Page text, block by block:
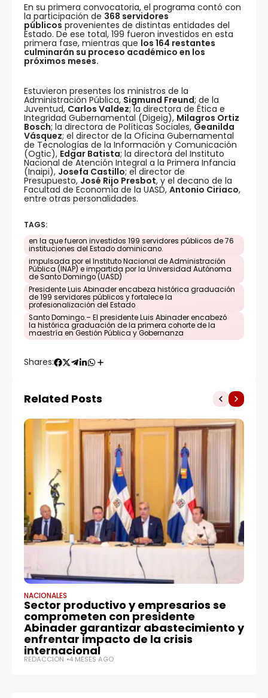
En su primera convocatoria, el programa contó con
la participación de 368 servidores
públicos provenientes de distintas entidades del
Estado. De ese total, 199 fueron investidos en esta
primera fase, mientras que los 164 restantes
culminarán su proceso académico en los
próximos meses.
Estuvieron presentes los ministros de la
Administración Pública, Sigmund Freund; de la
Juventud, Carlos Valdez; la directora de Ética e
Integridad Gubernamental (Digeig), Milagros Ortiz
Bosch; la directora de Políticas Sociales, Geanilda
Vásquez; el director de la Oficina Gubernamental
de Tecnologías de la Información y Comunicación
(Ogtic), Edgar Batista; la directora del Instituto
Nacional de Atención Integral a la Primera Infancia
(Inaipi), Josefa Castillo; el director de
Presupuesto, José Rijo Presbot, y el decano de la
Facultad de Economía de la UASD, Antonio Ciriaco,
entre otras personalidades.
TAGS:
en la que fueron investidos 199 servidores públicos de 76
instituciones del Estado dominicano.
impulsada por el Instituto Nacional de Administración
Pública (INAP) e impartida por la Universidad Autónoma
de Santo Domingo (UASD)
Presidente Luis Abinader encabeza histórica graduación
de 199 servidores públicos y fortalece la
profesionalización del Estado
Santo Domingo.– El presidente Luis Abinader encabezó
la histórica graduación de la primera cohorte de la
maestría en Gestión Pública y Gobernanza
Shares:
Related Posts
NACIONALES
Sector productivo y empresarios se
comprometen con presidente
Abinader garantizar abastecimiento y
enfrentar impacto de la crisis
internacional
REDACCIÓN 4 MESES AGO